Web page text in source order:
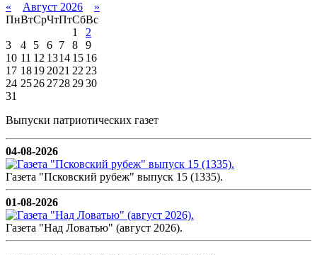
« Август 2026
»
ПнВтСрЧтПтСбВс
1
2
3
4 5 6 7 8
9
10 11 12 1314 15 16
17 18192021 2223
24 252627282930
31
Выпуски патриотических газет
04-08-2026
Газета "Псковский рубеж" выпуск 15 (1335).
01-08-2026
Газета "Над Ловатью" (август 2026).